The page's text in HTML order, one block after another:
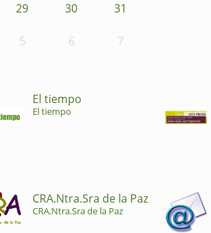
29 30 31
5 6 7
El tiempo
El tiempo
CRA.Ntra.Sra de la Paz
CRA.Ntra.Sra de la Paz